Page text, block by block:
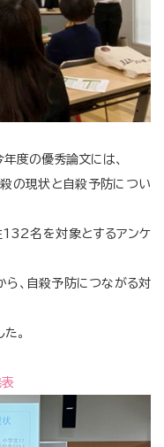
度の優秀論文には、
の現状と自殺予防につい
132名を対象とするアンケ
、自殺予防につながる対
。
表